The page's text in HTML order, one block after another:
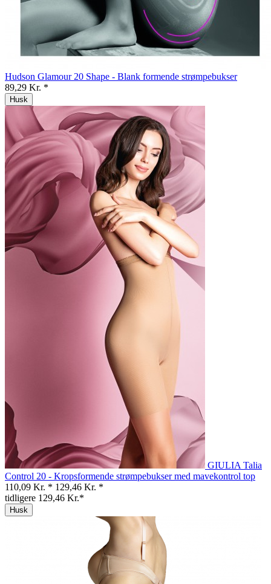
Hudson Glamour 20 Shape - Blank formende strømpebukser
89,29 Kr. *
Husk
GIULIA Talia
Control 20 - Kropsformende strømpebukser med mavekontrol top
110,09 Kr. * 129,46 Kr. *
tidligere 129,46 Kr.*
Husk